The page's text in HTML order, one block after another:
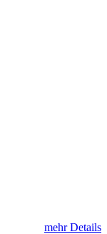
mehr Details